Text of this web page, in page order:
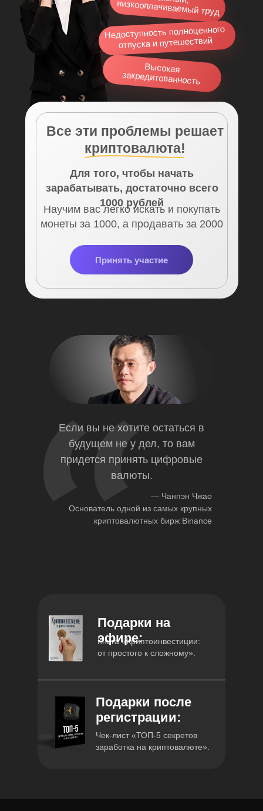
Все эти проблемы решает
криптовалюта!
низкооплачиваемый труд
Если вы не хотите остаться в
будущем не у дел, то вам
придется принять цифровые
валюты.
— Чанпэн Чжао
Основатель одной из самых крупных
криптовалютных бирж Binance
Недоступность полноценного
отпуска и путешествий
Высокая
закредитованность
Для того, чтобы начать
зарабатывать, достаточно всего
1000 рублей
Научим вас легко искать и покупать
монеты за 1000, а продавать за 2000
Принять участие
Книга «Криптоинвестиции:
от простого к сложному».
Подарки на
эфире:
Чек-лист «ТОП-5 секретов
заработка на криптовалюте».
Подарки после
регистрации: